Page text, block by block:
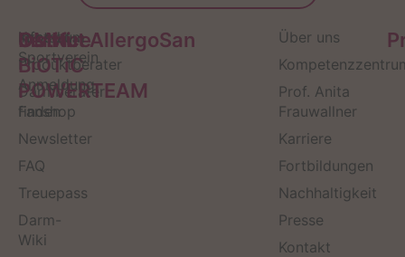
Service
Kontakt
Produktberater
Darmberater
finden
Newsletter
FAQ
Treuepass
Darm-
Wiki
OMNi-
BiOTiC
POWERTEAM
Infos zum
Sportverein
Anmeldung
Fanshop
Institut AllergoSan
Über uns
Prof. Anita
Frauwallner
Karriere
Fortbildungen
Nachhaltigkeit
Presse
Kontakt